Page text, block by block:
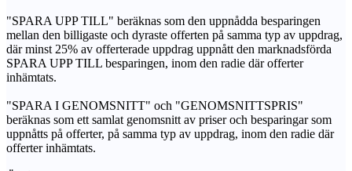
"SPARA UPP TILL" beräknas som den uppnådda besparingen
mellan den billigaste och dyraste offerten på samma typ av uppdrag,
där minst 25% av offerterade uppdrag uppnått den marknadsförda
SPARA UPP TILL besparingen, inom den radie där offerter
inhämtats.
"SPARA I GENOMSNITT" och "GENOMSNITTSPRIS"
beräknas som ett samlat genomsnitt av priser och besparingar som
uppnåtts på offerter, på samma typ av uppdrag, inom den radie där
offerter inhämtats.